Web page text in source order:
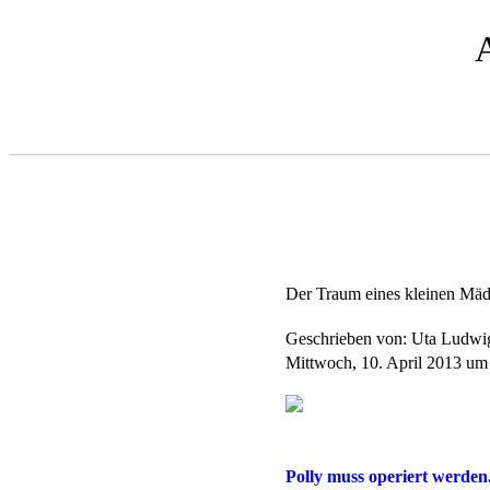
Der Traum eines kleinen
Geschrieben von: Uta
Mittwoch, 10. April 2013 um
Polly muss operiert